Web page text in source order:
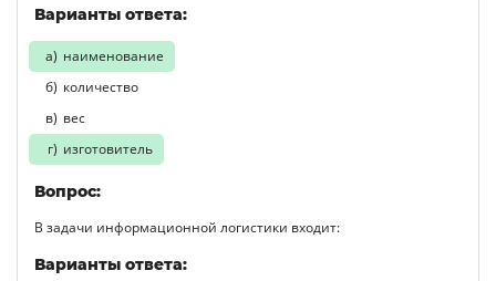
Варианты ответа:
наименование
количество
вес
изготовитель
Вопрос:
В задачи информационной логистики входит:
Варианты ответа: